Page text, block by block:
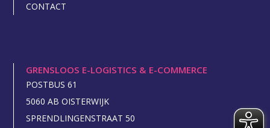
CONTACT
GRENSLOOS E-LOGISTICS & E-COMMERCE
POSTBUS 61
5060 AB OISTERWIJK
SPRENDLINGENSTRAAT 50